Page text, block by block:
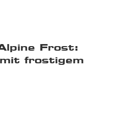
Frost:
frostigem